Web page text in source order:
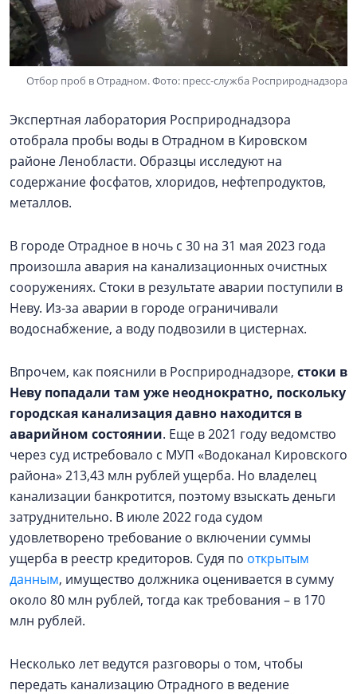
Отбор проб в Отрадном. Фото: пресс-служба Росприроднадзора
Экспертная лаборатория Росприроднадзора
отобрала пробы воды в Отрадном в Кировском
районе Ленобласти. Образцы исследуют на
содержание фосфатов, хлоридов, нефтепродуктов,
металлов.
В городе Отрадное в ночь с 30 на 31 мая 2023 года
произошла авария на канализационных очистных
сооружениях. Стоки в результате аварии поступили в
Неву. Из-за аварии в городе ограничивали
водоснабжение, а воду подвозили в цистернах.
Впрочем, как пояснили в Росприроднадзоре, стоки в
Неву попадали там уже неоднократно, поскольку
городская канализация давно находится в
аварийном состоянии. Еще в 2021 году ведомство
через суд истребовало с МУП «Водоканал Кировского
района» 213,43 млн рублей ущерба. Но владелец
канализации банкротится, поэтому взыскать деньги
затруднительно. В июле 2022 года судом
удовлетворено требование о включении суммы
ущерба в реестр кредиторов. Судя по открытым
данным, имущество должника оценивается в сумму
около 80 млн рублей, тогда как требования – в 170
млн рублей.
Несколько лет ведутся разговоры о том, чтобы
передать канализацию Отрадного в ведение